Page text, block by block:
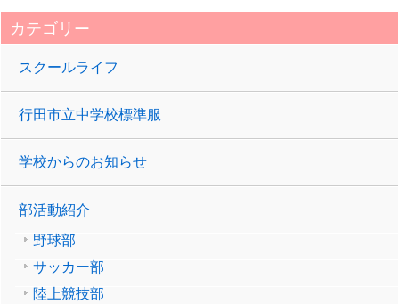
カテゴリー
スクールライフ
行田市立中学校標準服
学校からのお知らせ
部活動紹介
野球部
サッカー部
陸上競技部